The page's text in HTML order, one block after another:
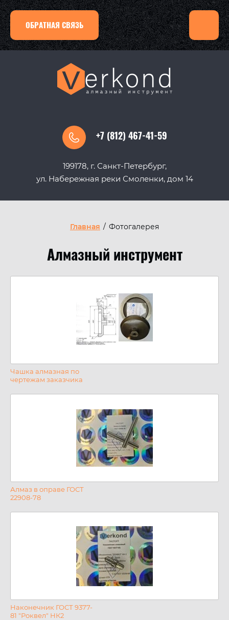
ОБРАТНАЯ СВЯЗЬ
+7 (812) 467-41-59
199178, г. Санкт-Петербург,
ул. Набережная реки Смоленки, дом 14
Главная / Фотогалерея
Алмазный инструмент
Чашка алмазная по
чертежам заказчика
Алмаз в оправе ГОСТ
22908-78
Наконечник ГОСТ 9377-
81 "Роквел" НК2